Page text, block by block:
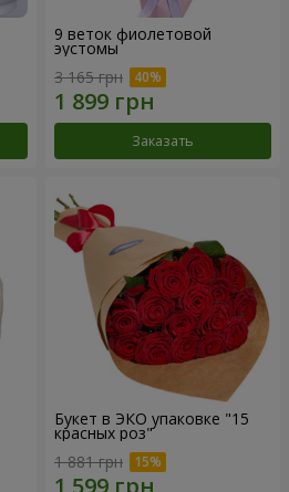
9 веток фиолетовой
эустомы
3 165 грн
Заказать
Букет в ЭКО упаковке "15
красных роз"
1 881 грн